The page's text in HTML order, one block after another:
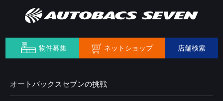
物件募集 ネットショップ 店舗検索
オートバックスセブンの挑戦